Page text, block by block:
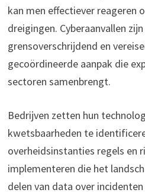
kan men effectiever reageren
dreigingen. Cyberaanvallen
grensoverschrijdend en
gecoördineerde aanpak die
sectoren samenbrengt.
Bedrijven zetten hun
kwetsbaarheden te
overheidsinstanties regels en
implementeren die het
delen van data over